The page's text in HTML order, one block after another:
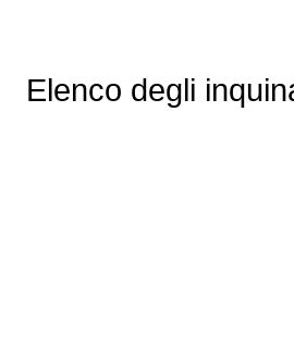
Elenco degli